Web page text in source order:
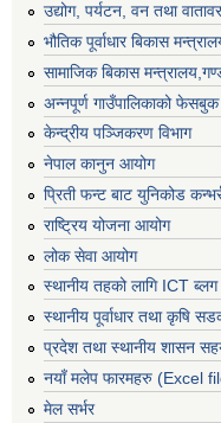
उद्योग, पर्यटन, वन तथा
भौतिक पूर्वाधार बिकास
सामाजिक बिकास
अन्नपूर्ण गाउँपालिकाको
केन्द्रीय पञ्जिकरण विभाग
नेपाल कानुन आयोग
प्रिती फन्ट बाट युनिकोड
राष्ट्रिय योजना आयोग
लोक सेवा आयोग
स्थानीय तहको लागि ICT ब्लग
स्थानीय पूर्वाधार तथा कृषि
प्रदेश तथा स्थानीय शासन
नयाँ मलेप फारमहरु (Excel
मेल सर्भर